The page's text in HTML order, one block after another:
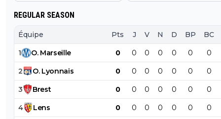
REGULAR SEASON
Équipe Pts J V N D BP BC
1 O. Marseille 0 0 0 0 0 0 0
2 O. Lyonnais 0 0 0 0 0 0 0
3 Brest 0 0 0 0 0 0 0
4 Lens 0 0 0 0 0 0 0